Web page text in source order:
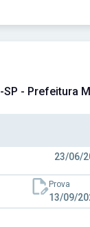
de Boituva-SP
- Prefeitura
23/06/
Prova
13/09/